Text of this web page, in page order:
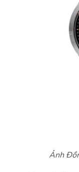
Ảnh